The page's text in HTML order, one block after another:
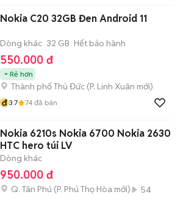
Nokia C20 32GB Đen Android 11
Dòng khác 32 GB Hết bảo hành
550.000 đ
Rẻ hơn
Thành phố Thủ Đức (P. Linh Xuân mới)
đ3.7 74 đã bán
Nokia 6210s Nokia 6700 Nokia 2630
HTC hero túi LV
Dòng khác
950.000 đ
Q. Tân Phú (P. Phú Thọ Hòa mới) 54